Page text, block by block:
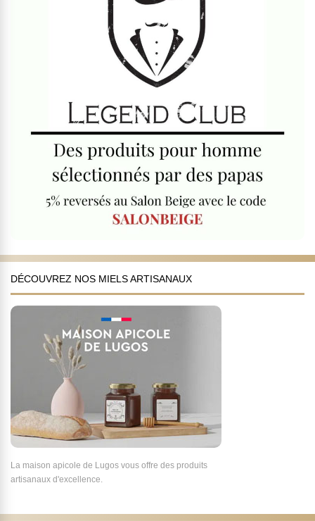
DÉCOUVREZ NOS MIELS ARTISANAUX
La maison apicole de Lugos vous offre des produits
artisanaux d'excellence.